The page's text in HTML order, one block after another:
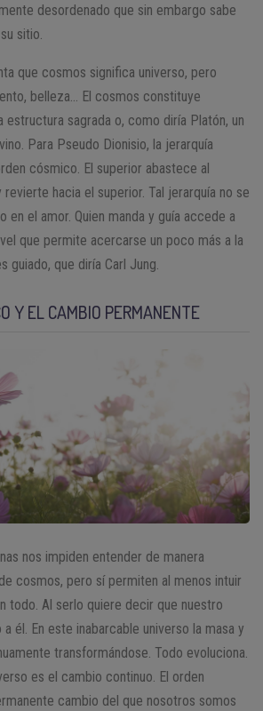
desordenado que sin embargo sabe
sitio.
que cosmos significa universo, pero
belleza… El cosmos constituye
estructura sagrada o, como diría Platón, un
Para Pseudo Dionisio, la jerarquía
cósmico. El superior abastece al
hacia el superior. Tal jerarquía no se
en el amor. Quien manda y guía accede a
que permite acercarse un poco más a la
guiado, que diría Carl Jung.
Y EL CAMBIO PERMANENTE
nos impiden entender de manera
cosmos, pero sí permiten al menos intuir
todo. Al serlo quiere decir que nuestro
él. En este inabarcable universo la masa y
transformándose. Todo evoluciona.
es el cambio continuo. El orden
cambio del que nosotros somos